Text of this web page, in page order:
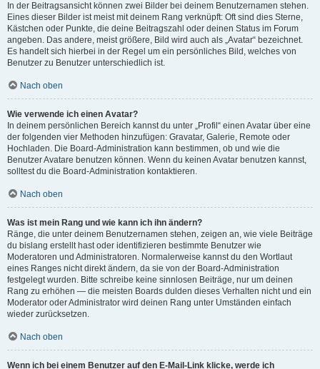
In der Beitragsansicht können zwei Bilder bei deinem Benutzernamen stehen.
Eines dieser Bilder ist meist mit deinem Rang verknüpft: Oft sind dies Sterne,
Kästchen oder Punkte, die deine Beitragszahl oder deinen Status im Forum
angeben. Das andere, meist größere, Bild wird auch als „Avatar“ bezeichnet.
Es handelt sich hierbei in der Regel um ein persönliches Bild, welches von
Benutzer zu Benutzer unterschiedlich ist.
Nach oben
Wie verwende ich einen Avatar?
In deinem persönlichen Bereich kannst du unter „Profil“ einen Avatar über eine
der folgenden vier Methoden hinzufügen: Gravatar, Galerie, Remote oder
Hochladen. Die Board-Administration kann bestimmen, ob und wie die
Benutzer Avatare benutzen können. Wenn du keinen Avatar benutzen kannst,
solltest du die Board-Administration kontaktieren.
Nach oben
Was ist mein Rang und wie kann ich ihn ändern?
Ränge, die unter deinem Benutzernamen stehen, zeigen an, wie viele Beiträge
du bislang erstellt hast oder identifizieren bestimmte Benutzer wie
Moderatoren und Administratoren. Normalerweise kannst du den Wortlaut
eines Ranges nicht direkt ändern, da sie von der Board-Administration
festgelegt wurden. Bitte schreibe keine sinnlosen Beiträge, nur um deinen
Rang zu erhöhen — die meisten Boards dulden dieses Verhalten nicht und ein
Moderator oder Administrator wird deinen Rang unter Umständen einfach
wieder zurücksetzen.
Nach oben
Wenn ich bei einem Benutzer auf den E-Mail-Link klicke, werde ich